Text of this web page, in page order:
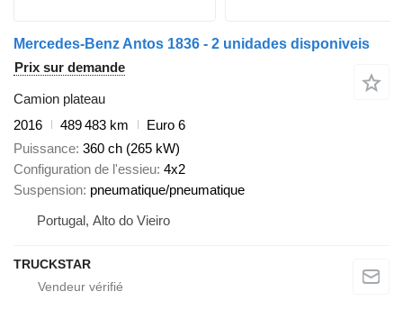
Mercedes-Benz Antos 1836 - 2 unidades disponiveis
Prix sur demande
Camion plateau
2016
489 483 km
Euro 6
Puissance 360 ch (265 kW)
Configuration de l'essieu 4x2
Suspension pneumatique/pneumatique
Portugal, Alto do Vieiro
TRUCKSTAR